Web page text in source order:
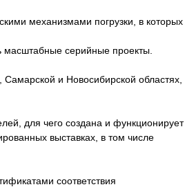
механизмами погрузки, в которых
масштабные серийные проекты.
и Новосибирской областях,
для чего создана и функционирует
выставках, в том числе
соответствия